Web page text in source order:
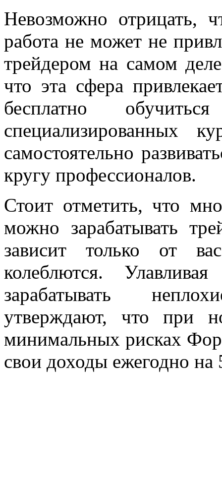
Невозможно отрицать,
работа не может не
трейдером на самом
что эта сфера
бесплатно
специализированных
самостоятельно
кругу профессионалов.
Стоит отметить, что
можно зарабатывать
зависит только от
колеблются.
зарабатывать
утверждают, что при
минимальных рисках
свои доходы ежегодно на